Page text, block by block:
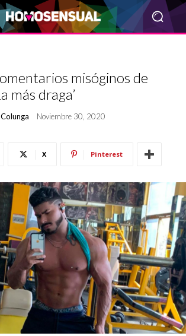
misóginos de
más draga’
Noviembre 30, 2020
X Pinterest